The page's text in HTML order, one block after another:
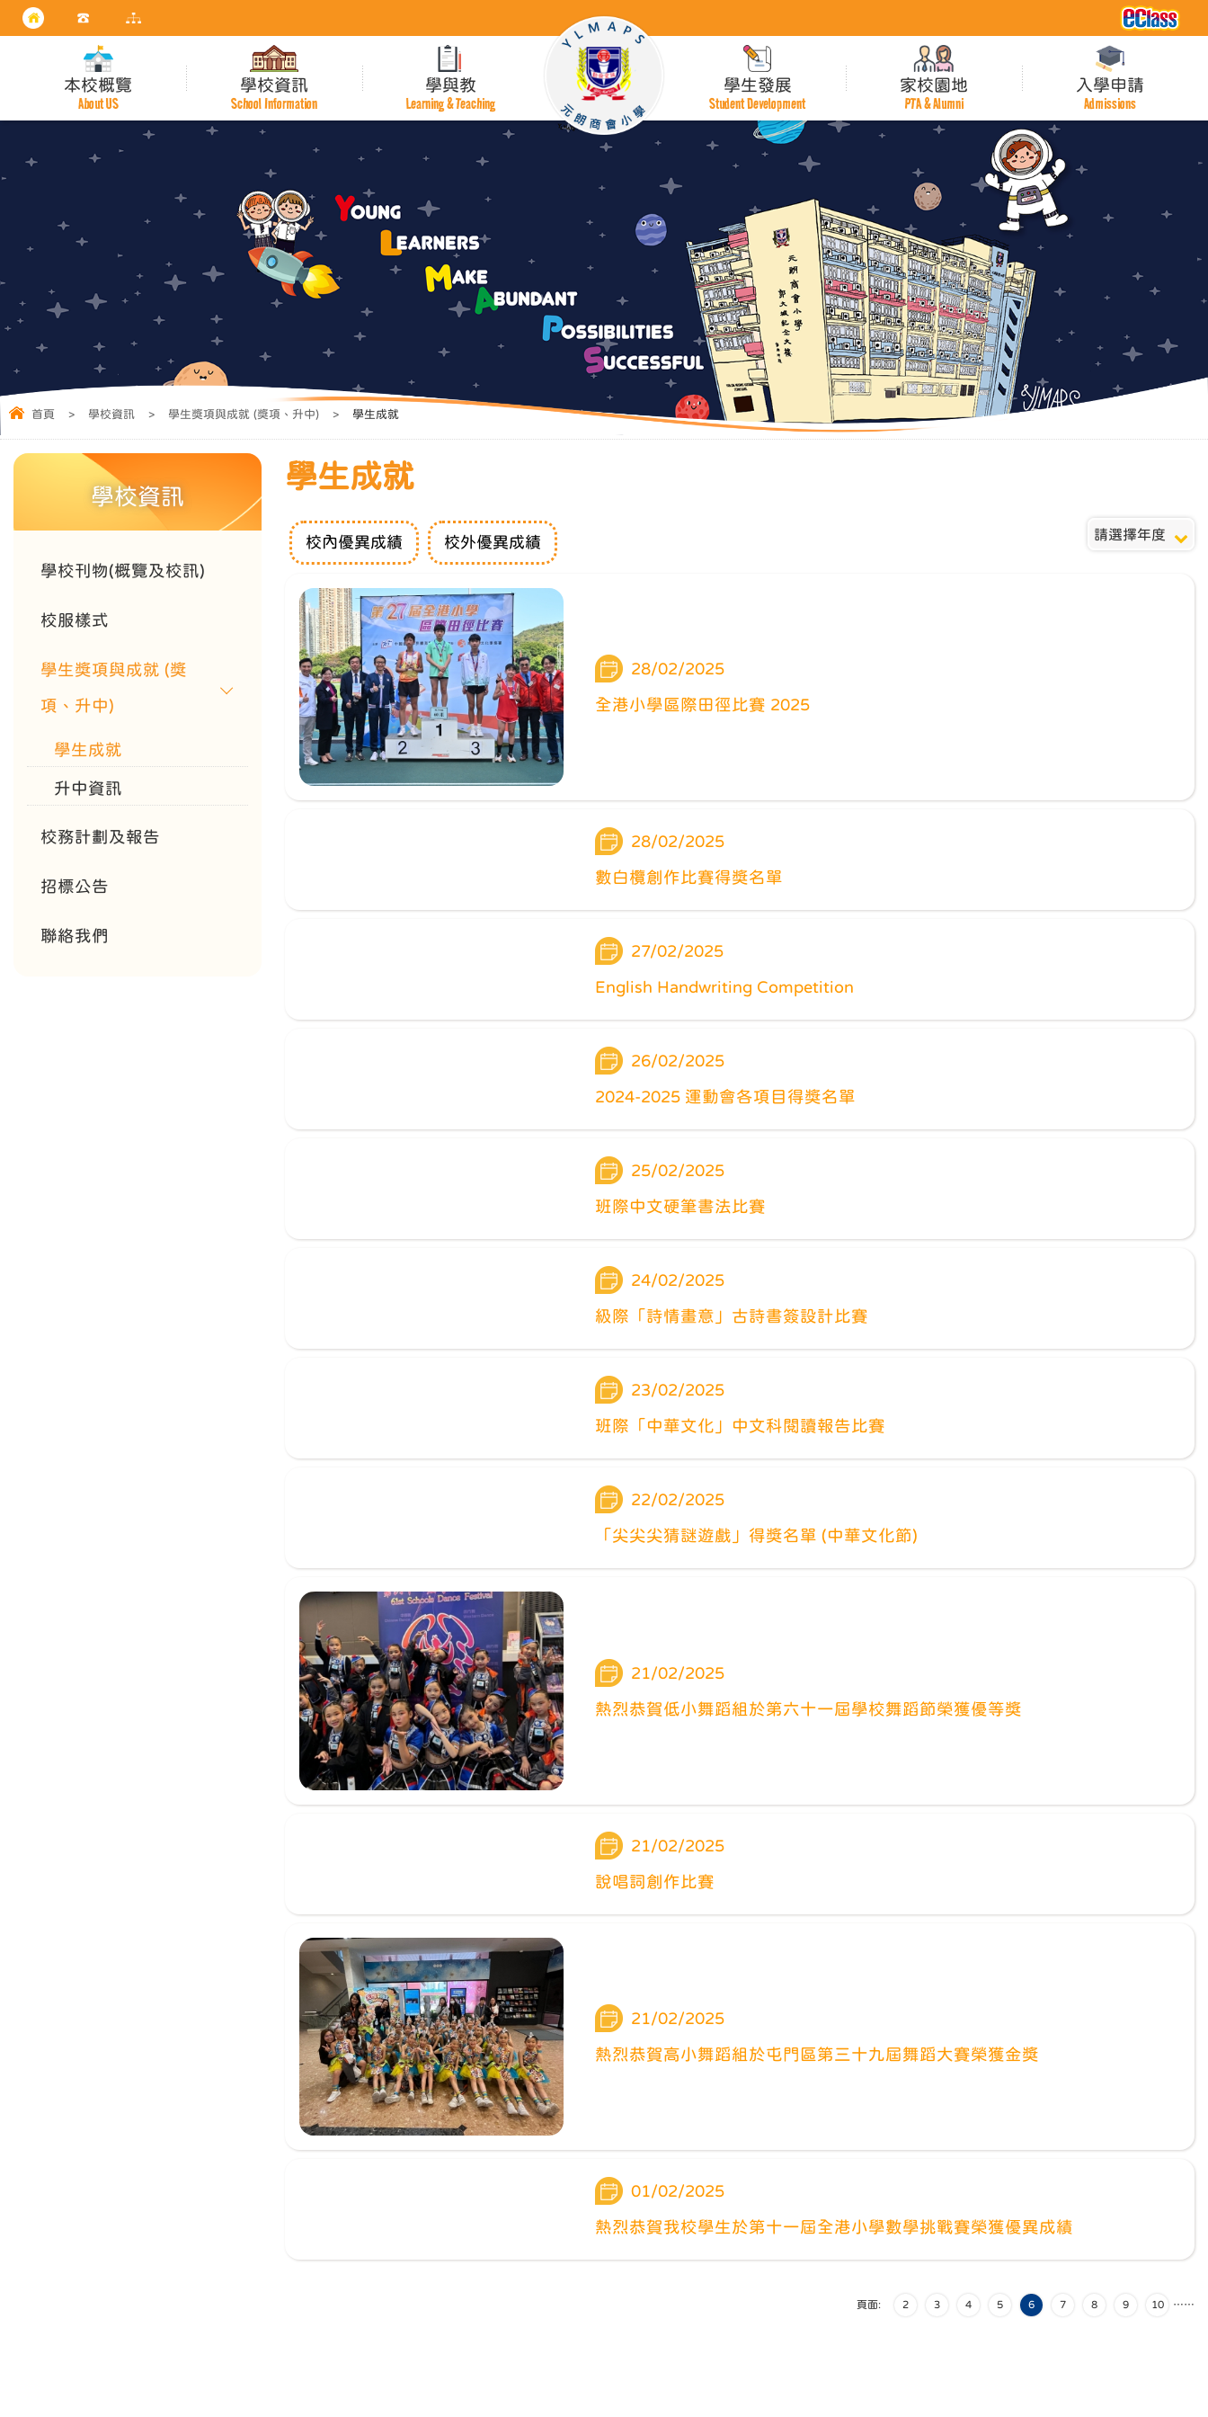
本校概覽
About US
學校資訊
School Information
學與教
Learning & Teaching
學生發展
Student Development
家校園地
PTA & Alumni
入學申請
Admissions
首頁 > 學校資訊 > 學生獎項與成就 (獎項、升中) > 學生成就
學生成就
請選擇年度
校內優異成績 校外優異成績
28/02/2025
全港小學區際田徑比賽 2025
28/02/2025
數白欖創作比賽得獎名單
27/02/2025
English Handwriting Competition
26/02/2025
2024-2025 運動會各項目得獎名單
25/02/2025
班際中文硬筆書法比賽
24/02/2025
級際「詩情畫意」古詩書簽設計比賽
23/02/2025
班際「中華文化」中文科閱讀報告比賽
22/02/2025
「尖尖尖猜謎遊戲」得獎名單 (中華文化節)
21/02/2025
熱烈恭賀低小舞蹈組於第六十一屆學校舞蹈節榮獲優等獎
21/02/2025
說唱詞創作比賽
21/02/2025
熱烈恭賀高小舞蹈組於屯門區第三十九屆舞蹈大賽榮獲金獎
01/02/2025
熱烈恭賀我校學生於第十一屆全港小學數學挑戰賽榮獲優異成績
頁面: …
2 3 4 5 6 7 8 9 10 …
學校資訊
學校刊物(概覽及校訊)
校服樣式
學生獎項與成就 (獎
項、升中)
學生成就
升中資訊
校務計劃及報告
招標公告
聯絡我們